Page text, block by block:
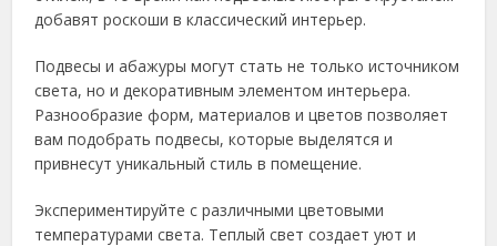
добавят роскоши в классический интерьер.
Подвесы и абажуры могут стать не только источником
света, но и декоративным элементом интерьера.
Разнообразие форм, материалов и цветов позволяет
вам подобрать подвесы, которые выделятся и
привнесут уникальный стиль в помещение.
Экспериментируйте с различными цветовыми
температурами света. Теплый свет создает уют и